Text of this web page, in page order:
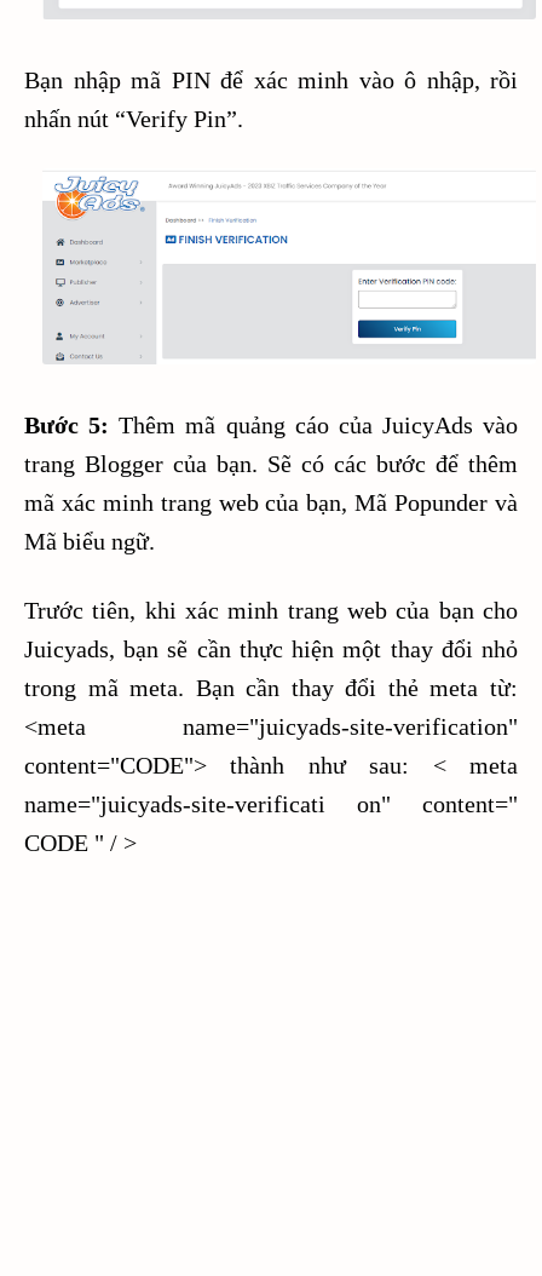
Bạn nhập mã PIN để xác minh vào ô nhập, rồi
nhấn nút “Verify Pin”.
Bước 5: Thêm mã quảng cáo của JuicyAds vào
trang Blogger của bạn. Sẽ có các bước để thêm
mã xác minh trang web của bạn, Mã Popunder và
Mã biểu ngữ.
Trước tiên, khi xác minh trang web của bạn cho
Juicyads, bạn sẽ cần thực hiện một thay đổi nhỏ
trong mã meta. Bạn cần thay đổi thẻ meta từ:
<meta name="juicyads-site-verification"
content="CODE"> thành như sau: < meta
name="juicyads-site-verificati on" content="
CODE " / >